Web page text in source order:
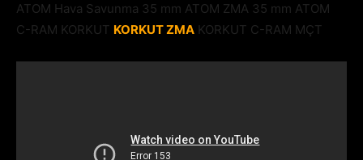
ATOM Hava Savunma 35 mm ATOM ZMA 35 mm ATOM
C-RAM KORKUT KORKUT ZMA KORKUT C-RAM MÇT